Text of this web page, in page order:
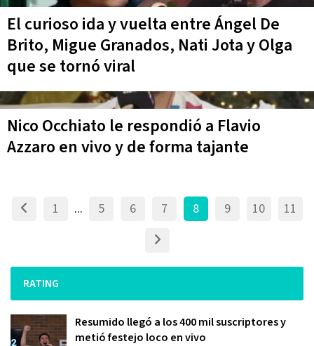
El curioso ida y vuelta entre Ángel De
Brito, Migue Granados, Nati Jota y Olga
que se tornó viral
Nico Occhiato le respondió a Flavio
Azzaro en vivo y de forma tajante
1 ... 5 6 7 8 9 10 11
RATING
Resumido llegó a los 400 mil suscriptores y
metió festejo loco en vivo